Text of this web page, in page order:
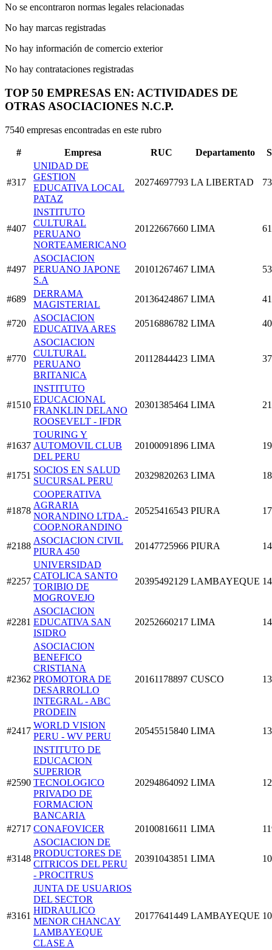
No se encontraron normas legales relacionadas
No hay marcas registradas
No hay información de comercio exterior
No hay contrataciones registradas
TOP 50 EMPRESAS EN: ACTIVIDADES DE
OTRAS ASOCIACIONES N.C.P.
7540 empresas encontradas en este rubro
# Empresa RUC Departamento
#317
UNIDAD DE
GESTION
EDUCATIVA LOCAL
PATAZ
20274697793 LA LIBERTAD
#407
INSTITUTO
CULTURAL
PERUANO
NORTEAMERICANO
20122667660 LIMA
#497
ASOCIACION
PERUANO JAPONE
S.A
20101267467 LIMA
#689
DERRAMA
MAGISTERIAL
20136424867 LIMA
#720
ASOCIACION
EDUCATIVA ARES
20516886782 LIMA
#770
ASOCIACION
CULTURAL
PERUANO
BRITANICA
20112844423 LIMA
#1510
INSTITUTO
EDUCACIONAL
FRANKLIN DELANO
ROOSEVELT - IFDR
20301385464 LIMA
#1637
TOURING Y
AUTOMOVIL CLUB
DEL PERU
20100091896 LIMA
#1751
SOCIOS EN SALUD
SUCURSAL PERU
20329820263 LIMA
#1878
COOPERATIVA
AGRARIA
NORANDINO LTDA.-
COOP.NORANDINO
20525416543 PIURA
#2188
ASOCIACION CIVIL
PIURA 450
20147725966 PIURA
#2257
UNIVERSIDAD
CATOLICA SANTO
TORIBIO DE
MOGROVEJO
20395492129 LAMBAYEQUE
#2281
ASOCIACION
EDUCATIVA SAN
ISIDRO
20252660217 LIMA
#2362
ASOCIACION
BENEFICO
CRISTIANA
PROMOTORA DE
DESARROLLO
INTEGRAL - ABC
PRODEIN
20161178897 CUSCO
#2417
WORLD VISION
PERU - WV PERU
20545515840 LIMA
#2590
INSTITUTO DE
EDUCACION
SUPERIOR
TECNOLOGICO
PRIVADO DE
FORMACION
BANCARIA
20294864092 LIMA
#2717 CONAFOVICER 20100816611 LIMA
#3148
ASOCIACION DE
PRODUCTORES DE
CITRICOS DEL PERU
- PROCITRUS
20391043851 LIMA
#3161
JUNTA DE USUARIOS
DEL SECTOR
HIDRAULICO
MENOR CHANCAY
LAMBAYEQUE
CLASE A
20177641449 LAMBAYEQUE